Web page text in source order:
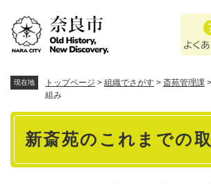
あ
問
現在地 トップページ > 組織でさがす > 斎苑管理課 >
組み
本
新斎苑のこれまでの